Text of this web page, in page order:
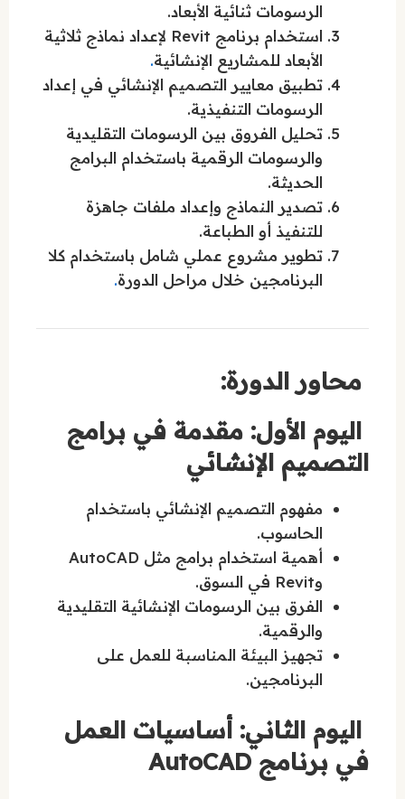
الرسومات ثنائية الأبعاد.
استخدام برنامج Revit لإعداد نماذج ثلاثية
الأبعاد للمشاريع الإنشائية.
تطبيق معايير التصميم الإنشائي في إعداد
الرسومات التنفيذية.
تحليل الفروق بين الرسومات التقليدية
والرسومات الرقمية باستخدام البرامج
الحديثة.
تصدير النماذج وإعداد ملفات جاهزة
للتنفيذ أو الطباعة.
تطوير مشروع عملي شامل باستخدام كلا
البرنامجين خلال مراحل الدورة.
محاور الدورة:
اليوم الأول: مقدمة في برامج
التصميم الإنشائي
مفهوم التصميم الإنشائي باستخدام
الحاسوب.
أهمية استخدام برامج مثل AutoCAD
وRevit في السوق.
الفرق بين الرسومات الإنشائية التقليدية
والرقمية.
تجهيز البيئة المناسبة للعمل على
البرنامجين.
اليوم الثاني: أساسيات العمل
في برنامج AutoCAD